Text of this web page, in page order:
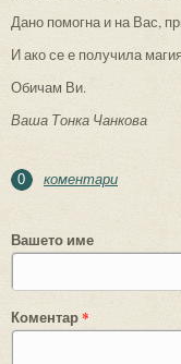
Дано помогна и на Вас,
И ако се е получила
Обичам Ви.
Ваша Тонка Чанкова
0 коментари
Вашето име
Коментар*